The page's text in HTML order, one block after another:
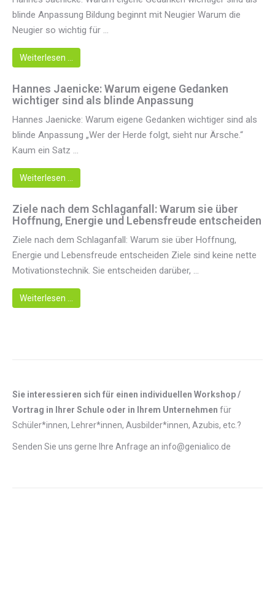
blinde Anpassung Bildung beginnt mit Neugier Warum die
Neugier so wichtig für ...
Weiterlesen …
Hannes Jaenicke: Warum eigene Gedanken
wichtiger sind als blinde Anpassung
Hannes Jaenicke: Warum eigene Gedanken wichtiger sind als
blinde Anpassung „Wer der Herde folgt, sieht nur Ärsche.“
Kaum ein Satz ...
Weiterlesen …
Ziele nach dem Schlaganfall: Warum sie über
Hoffnung, Energie und Lebensfreude entscheiden
Ziele nach dem Schlaganfall: Warum sie über Hoffnung,
Energie und Lebensfreude entscheiden Ziele sind keine nette
Motivationstechnik. Sie entscheiden darüber, ...
Weiterlesen …
Sie interessieren sich für einen individuellen Workshop /
Vortrag in Ihrer Schule oder in Ihrem Unternehmen für
Schüler*innen, Lehrer*innen, Ausbilder*innen, Azubis, etc.?
Senden Sie uns gerne Ihre Anfrage an info@genialico.de